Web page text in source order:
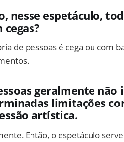
nesse espetáculo,
cegas?
de pessoas é cega ou com
geralmente não
limitações
artística.
Então, o espetáculo